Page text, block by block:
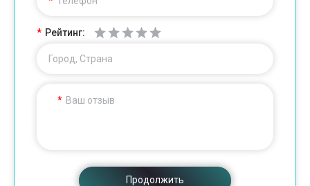
Рейтинг:
Город, Страна
Ваш отзыв
Продолжить